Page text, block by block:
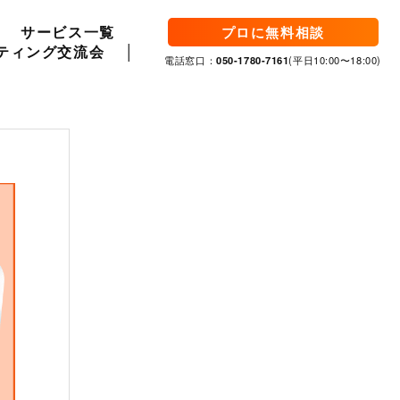
サービス一覧
ィング交流会
プロに無料相談
電話窓口：050-1780-7161(平日10:00〜18:00)